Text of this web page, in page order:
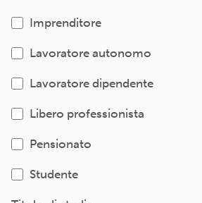
Imprenditore
Lavoratore autonomo
Lavoratore dipendente
Libero professionista
Pensionato
Studente